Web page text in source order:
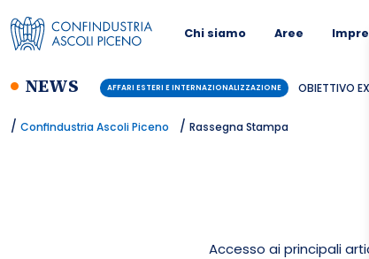
Chi siamo Aree
NEWS CONFINDUSTRIA BUSINESS CONTINUITY PER LE
/ Confindustria Ascoli Piceno / Rassegna Stampa
Accesso ai principali